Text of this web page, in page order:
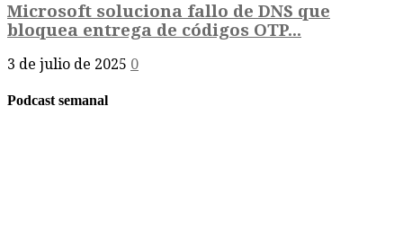
Microsoft soluciona fallo de DNS que
bloquea entrega de códigos OTP...
3 de julio de 2025 0
Podcast semanal